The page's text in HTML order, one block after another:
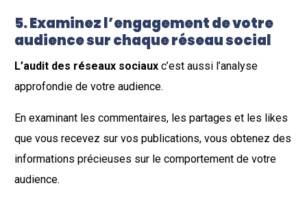
5. Examinez l’engagement de votre
audience sur chaque réseau social
L’audit des réseaux sociauxc’est aussi l’analyse
approfondie de votre audience.
En examinant les commentaires, les partages et les likes
que vous recevez sur vos publications, vous obtenez des
informations précieuses sur le comportement de votre
audience.